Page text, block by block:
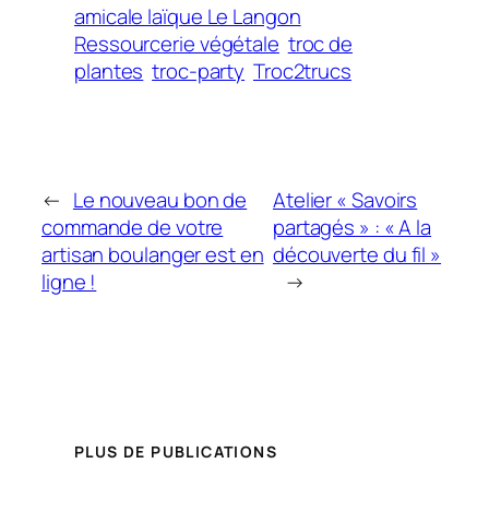
amicale laïque Le Langon
Ressourcerie végétale troc de
plantes troc-party Troc2trucs
← Le nouveau bon de
commande de votre
artisan boulanger est en
ligne !
Atelier « Savoirs
partagés » : « A la
découverte du fil »
→
PLUS DE PUBLICATIONS